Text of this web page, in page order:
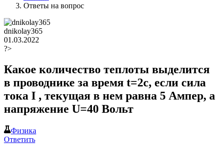
Ответы на вопрос
dnikolay365
01.03.2022
?>
Какое количество теплоты выделится
в проводнике за время t=2c, если сила
тока I , текущая в нем равна 5 Ампер, а
напряжение U=40 Вольт ​
Физика
Ответить